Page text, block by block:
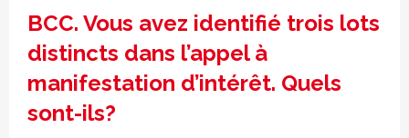
BCC. Vous avez identifié trois lots
distincts dans l’appel à
manifestation d’intérêt. Quels
sont-ils?